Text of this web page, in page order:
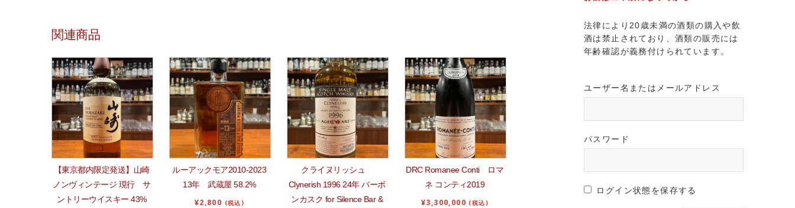
関連商品
【東京都内限定発送】山崎
ノンヴィンテージ 現行 サ
ントリーウイスキー 43%
ルーアックモア2010-2023
13年 武蔵屋 58.2%
¥2,800 (税込)
クライヌリッシュ
Clynerish 1996 24年 バーボ
ンカスク for Silence Bar &
DRC Romanee Conti ロマ
ネ コンティ2019
¥3,300,000 (税込)
法律により20歳未満の酒類の購入や飲
酒は禁止されており、酒類の販売には
年齢確認が義務付けられています。
ユーザー名またはメールアドレス
パスワード
ログイン状態を保存する